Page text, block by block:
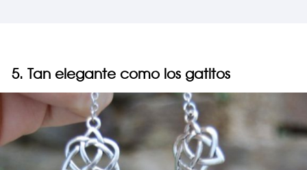
5. Tan elegante como los gatitos